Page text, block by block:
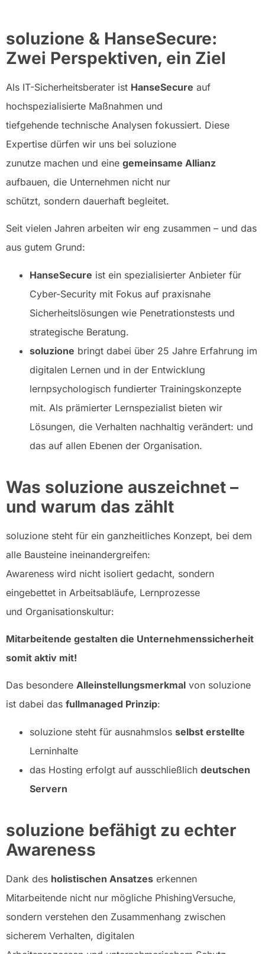
soluzione & HanseSecure:
Zwei Perspektiven, ein Ziel
Als IT-Sicherheitsberater ist HanseSecure auf
hochspezialisierte Maßnahmen und
tiefgehende technische Analysen fokussiert. Diese
Expertise dürfen wir uns bei soluzione
zunutze machen und eine gemeinsame Allianz
aufbauen, die Unternehmen nicht nur
schützt, sondern dauerhaft begleitet.
Seit vielen Jahren arbeiten wir eng zusammen – und das
aus gutem Grund:
HanseSecure ist ein spezialisierter Anbieter für
Cyber-Security mit Fokus auf praxisnahe
Sicherheitslösungen wie Penetrationstests und
strategische Beratung.
soluzione bringt dabei über 25 Jahre Erfahrung im
digitalen Lernen und in der Entwicklung
lernpsychologisch fundierter Trainingskonzepte
mit. Als prämierter Lernspezialist bieten wir
Lösungen, die Verhalten nachhaltig verändert: und
das auf allen Ebenen der Organisation.
Was soluzione auszeichnet –
und warum das zählt
soluzione steht für ein ganzheitliches Konzept, bei dem
alle Bausteine ineinandergreifen:
Awareness wird nicht isoliert gedacht, sondern
eingebettet in Arbeitsabläufe, Lernprozesse
und Organisationskultur:
Mitarbeitende gestalten die Unternehmenssicherheit
somit aktiv mit!
Das besondere Alleinstellungsmerkmal von soluzione
ist dabei das fullmanaged Prinzip:
soluzione steht für ausnahmslos selbst erstellte
Lerninhalte
das Hosting erfolgt auf ausschließlich deutschen
Servern
soluzione befähigt zu echter
Awareness
Dank des holistischen Ansatzes erkennen
Mitarbeitende nicht nur mögliche PhishingVersuche,
sondern verstehen den Zusammenhang zwischen
sicherem Verhalten, digitalen